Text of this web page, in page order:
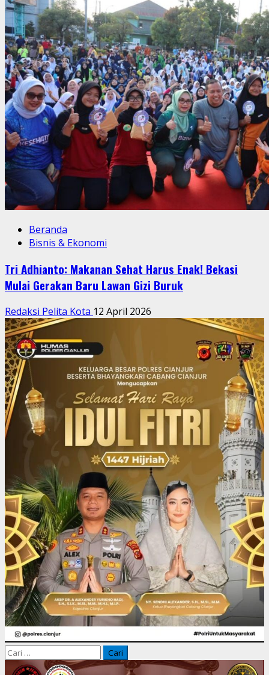
Beranda
Bisnis & Ekonomi
Tri Adhianto: Makanan Sehat Harus Enak! Bekasi
Mulai Gerakan Baru Lawan Gizi Buruk
Redaksi Pelita Kota 12 April 2026
Cari
untuk: